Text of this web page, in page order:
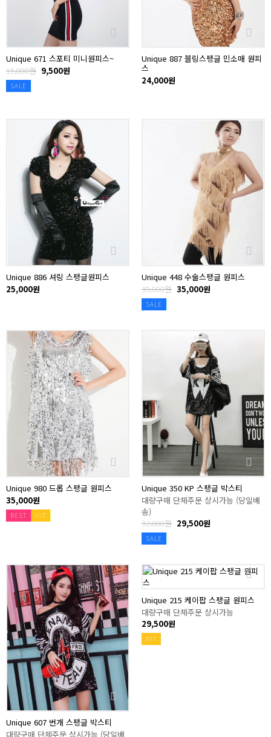
Unique 671 스포티 미니원피스~
15,000원 9,500원
SALE
Unique 887 블링스팽글 민소매 원피
스
24,000원
Unique 886 셔링 스팽글원피스
25,000원
Unique 448 수술스팽글 원피스
39,000원 35,000원
SALE
Unique 980 드롭 스팽글 원피스
35,000원
BEST HIT
Unique 350 KP 스팽글 박스티
대량구매 단체주문 상시가능 (당일배
송)
32,000원 29,500원
SALE
Unique 607 번개 스팽글 박스티
대량구매 단체주문 상시가능 (당일배
Unique 215 케이팝 스팽글 원피스
대량구매 단체주문 상시가능
29,500원
HIT